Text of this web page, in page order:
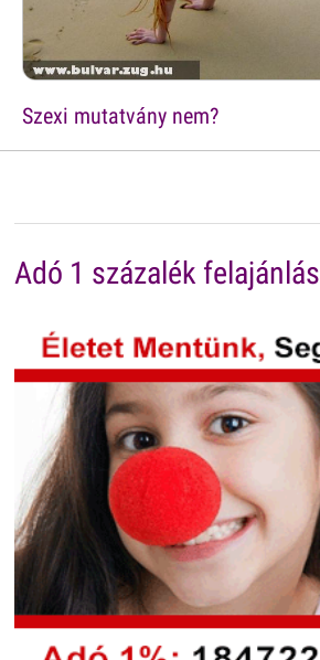
Szexi mutatvány nem?
Adó 1 százalék felajánlás